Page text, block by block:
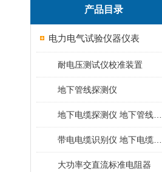
产品目录
电力电气试验仪器仪表
耐电压测试仪校准装置
地下管线探测仪
大功率交直流标准电阻器